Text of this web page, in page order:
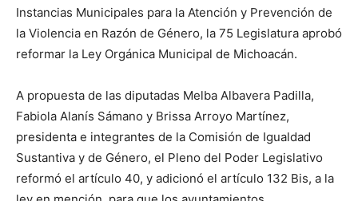
Instancias Municipales para la Atención y Prevención de
la Violencia en Razón de Género, la 75 Legislatura aprobó
reformar la Ley Orgánica Municipal de Michoacán.
A propuesta de las diputadas Melba Albavera Padilla,
Fabiola Alanís Sámano y Brissa Arroyo Martínez,
presidenta e integrantes de la Comisión de Igualdad
Sustantiva y de Género, el Pleno del Poder Legislativo
reformó el artículo 40, y adicionó el artículo 132 Bis, a la